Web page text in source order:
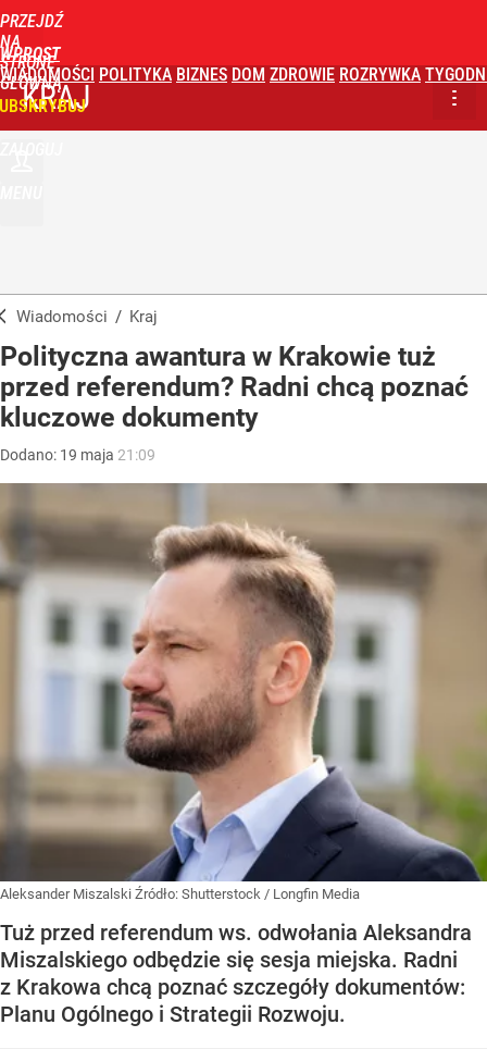
PRZEJDŹ
NA
STRONĘ
GŁÓWNĄ
WPROST
WIADOMOŚCI POLITYKA BIZNES DOM ZDROWIE ROZRYWKA
KRAJ
Wiadomości / Kraj
Polityczna awantura w Krakowie tuż
przed referendum? Radni chcą poznać
kluczowe dokumenty
Dodano: 19 maja 21:09
Aleksander Miszalski Źródło: Shutterstock / Longfin Media
Tuż przed referendum ws. odwołania Aleksandra
Miszalskiego odbędzie się sesja miejska. Radni
z Krakowa chcą poznać szczegóły dokumentów:
Planu Ogólnego i Strategii Rozwoju.